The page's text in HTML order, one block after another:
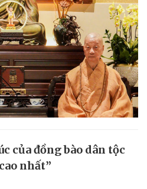
của đồng bào dân tộc
nhất”